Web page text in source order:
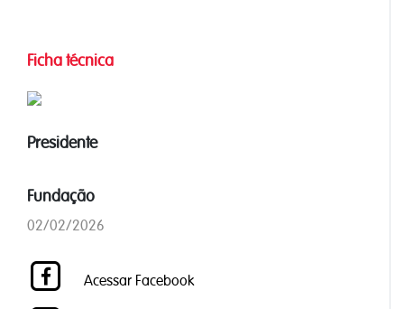
Ficha técnica
Presidente
Fundação
02/02/2026
Acessar Facebook